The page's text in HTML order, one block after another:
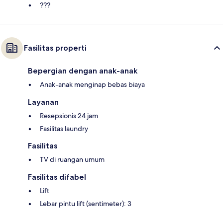
???
Fasilitas properti
Bepergian dengan anak-anak
Anak-anak menginap bebas biaya
Layanan
Resepsionis 24 jam
Fasilitas laundry
Fasilitas
TV di ruangan umum
Fasilitas difabel
Lift
Lebar pintu lift (sentimeter): 3